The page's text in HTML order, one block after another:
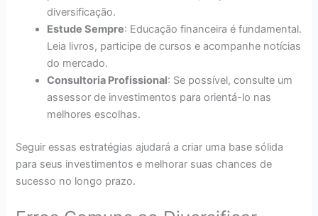
diversificação.
Estude Sempre: Educação financeira é fundamental.
Leia livros, participe de cursos e acompanhe notícias
do mercado.
Consultoria Profissional: Se possível, consulte um
assessor de investimentos para orientá-lo nas
melhores escolhas.
Seguir essas estratégias ajudará a criar uma base sólida
para seus investimentos e melhorar suas chances de
sucesso no longo prazo.